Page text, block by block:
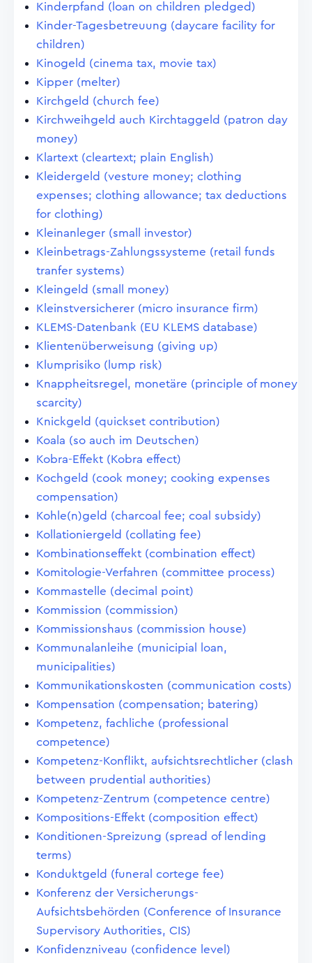
Kinderpfand (loan on children pledged)
Kinder-Tagesbetreuung (daycare facility for
children)
Kinogeld (cinema tax, movie tax)
Kipper (melter)
Kirchgeld (church fee)
Kirchweihgeld auch Kirchtaggeld (patron day
money)
Klartext (cleartext; plain English)
Kleidergeld (vesture money; clothing
expenses; clothing allowance; tax deductions
for clothing)
Kleinanleger (small investor)
Kleinbetrags-Zahlungssysteme (retail funds
tranfer systems)
Kleingeld (small money)
Kleinstversicherer (micro insurance firm)
KLEMS-Datenbank (EU KLEMS database)
Klientenüberweisung (giving up)
Klumprisiko (lump risk)
Knappheitsregel, monetäre (principle of money
scarcity)
Knickgeld (quickset contribution)
Koala (so auch im Deutschen)
Kobra-Effekt (Kobra effect)
Kochgeld (cook money; cooking expenses
compensation)
Kohle(n)geld (charcoal fee; coal subsidy)
Kollationiergeld (collating fee)
Kombinationseffekt (combination effect)
Komitologie-Verfahren (committee process)
Kommastelle (decimal point)
Kommission (commission)
Kommissionshaus (commission house)
Kommunalanleihe (municipial loan,
municipalities)
Kommunikationskosten (communication costs)
Kompensation (compensation; batering)
Kompetenz, fachliche (professional
competence)
Kompetenz-Konflikt, aufsichtsrechtlicher (clash
between prudential authorities)
Kompetenz-Zentrum (competence centre)
Kompositions-Effekt (composition effect)
Konditionen-Spreizung (spread of lending
terms)
Konduktgeld (funeral cortege fee)
Konferenz der Versicherungs-
Aufsichtsbehörden (Conference of Insurance
Supervisory Authorities, CIS)
Konfidenzniveau (confidence level)